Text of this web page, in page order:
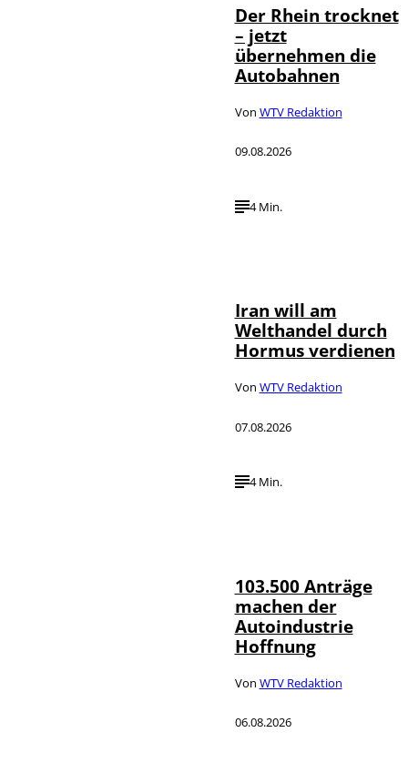
Der Rhein trocknet
– jetzt
übernehmen die
Autobahnen
Von WTV Redaktion
09.08.2026
4 Min.
Iran will am
Welthandel durch
Hormus verdienen
Von WTV Redaktion
07.08.2026
4 Min.
103.500 Anträge
machen der
Autoindustrie
Hoffnung
Von WTV Redaktion
06.08.2026